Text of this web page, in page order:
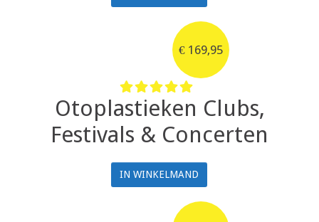
€ 169,95
Otoplastieken Clubs,
Festivals & Concerten
IN WINKELMAND